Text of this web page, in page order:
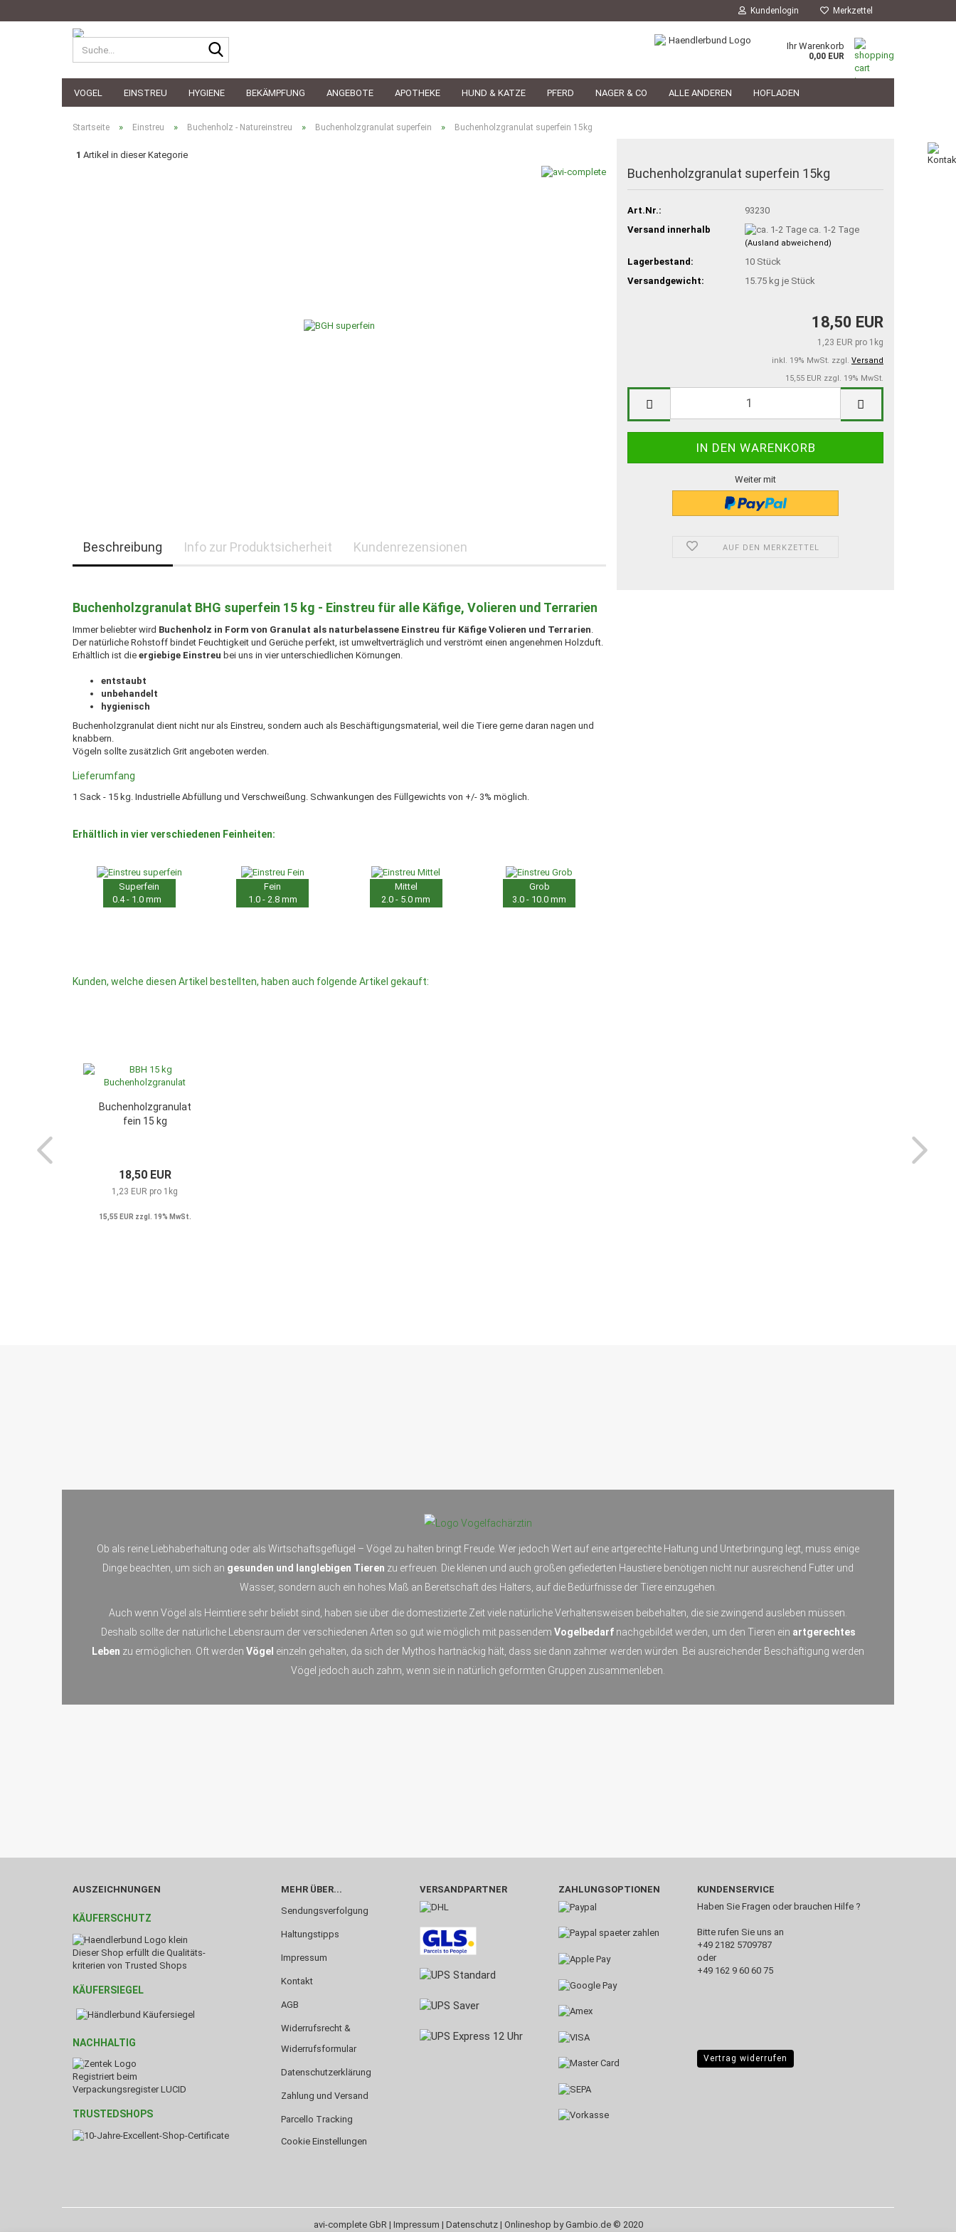
Kundenlogin Merkzettel
Ihr Warenkorb
0,00 EUR
VOGEL EINSTREU HYGIENE BEKÄMPFUNG ANGEBOTE APOTHEKE HUND & KATZE PFERD NAGER & CO ALLE ANDEREN HOFLADEN
Startseite » Einstreu » Buchenholz - Natureinstreu » Buchenholzgranulat superfein » Buchenholzgranulat superfein 15kg
1 Artikel in dieser Kategorie
Buchenholzgranulat superfein 15kg
Art.Nr.:
93230
Versand innerhalb
ca. 1-2 Tage
(Ausland abweichend)
Lagerbestand: 10 Stück
Versandgewicht:
15.75 kg je Stück
18,50 EUR
1,23 EUR pro 1kg
inkl. 19% MwSt. zzgl. Versand
15,55 EUR zzgl. 19% MwSt.
Weiter mit
AUF DEN MERKZETTEL
Beschreibung Info zur Produktsicherheit Kundenrezensionen
Buchenholzgranulat BHG superfein 15 kg - Einstreu für alle Käfige, Volieren und Terrarien
Immer beliebter wird Buchenholz in Form von Granulat als naturbelassene Einstreu für Käfige Volieren und Terrarien.
Der natürliche Rohstoff bindet Feuchtigkeit und Gerüche perfekt, ist umweltverträglich und verströmt einen angenehmen Holzduft.
Erhältlich ist die ergiebige Einstreu bei uns in vier unterschiedlichen Körnungen.
entstaubt
unbehandelt
hygienisch
Buchenholzgranulat dient nicht nur als Einstreu, sondern auch als Beschäftigungsmaterial, weil die Tiere gerne daran nagen und
knabbern.
Vögeln sollte zusätzlich Grit angeboten werden.
Lieferumfang
1 Sack - 15 kg. Industrielle Abfüllung und Verschweißung. Schwankungen des Füllgewichts von +/- 3% möglich.
Erhältlich in vier verschiedenen Feinheiten:
Superfein
0.4 - 1.0 mm
Fein
1.0 - 2.8 mm
Mittel
2.0 - 5.0 mm
Grob
3.0 - 10.0 mm
Kunden, welche diesen Artikel bestellten, haben auch folgende Artikel gekauft:
Buchenholzgranulat
fein 15 kg
18,50 EUR
1,23 EUR pro 1kg
15,55 EUR zzgl. 19% MwSt.
Ob als reine Liebhaberhaltung oder als Wirtschaftsgeflügel – Vögel zu halten bringt Freude. Wer jedoch Wert auf eine artgerechte Haltung und Unterbringung legt, muss einige
Dinge beachten, um sich an gesunden und langlebigen Tieren zu erfreuen. Die kleinen und auch großen gefiederten Haustiere benötigen nicht nur ausreichend Futter und
Wasser, sondern auch ein hohes Maß an Bereitschaft des Halters, auf die Bedürfnisse der Tiere einzugehen.
Auch wenn Vögel als Heimtiere sehr beliebt sind, haben sie über die domestizierte Zeit viele natürliche Verhaltensweisen beibehalten, die sie zwingend ausleben müssen.
Deshalb sollte der natürliche Lebensraum der verschiedenen Arten so gut wie möglich mit passendem Vogelbedarfnachgebildet werden, um den Tieren ein artgerechtes
Leben zu ermöglichen. Oft werden Vögel einzeln gehalten, da sich der Mythos hartnäckig hält, dass sie dann zahmer werden würden. Bei ausreichender Beschäftigung werden
Vögel jedoch auch zahm, wenn sie in natürlich geformten Gruppen zusammenleben.
AUSZEICHNUNGEN
KÄUFERSCHUTZ
Dieser Shop erfüllt die Qualitäts-
kriterien von Trusted Shops
KÄUFERSIEGEL
NACHHALTIG
Registriert beim
Verpackungsregister LUCID
TRUSTEDSHOPS
MEHR ÜBER...
Sendungsverfolgung
Haltungstipps
Impressum
Kontakt
AGB
Widerrufsrecht &
Widerrufsformular
Datenschutzerklärung
Zahlung und Versand
Parcello Tracking
Cookie Einstellungen
VERSANDPARTNER ZAHLUNGSOPTIONEN
KUNDENSERVICE
Haben Sie Fragen oder brauchen Hilfe ?
Bitte rufen Sie uns an
+49 2182 5709787‬
oder
+49 162 9 60 60 75
Vertrag widerrufen
avi-complete GbR | Impressum | Datenschutz| Onlineshop by Gambio.de © 2020